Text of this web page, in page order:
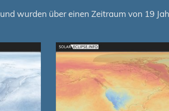
und wurden über einen Zeitraum von 19